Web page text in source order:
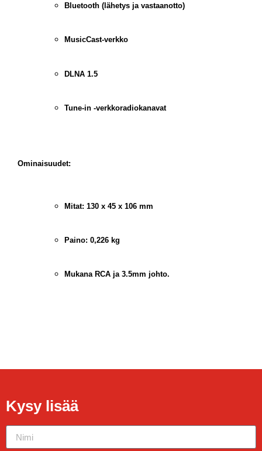
Bluetooth (lähetys ja vastaanotto)
MusicCast-verkko
DLNA 1.5
Tune-in -verkkoradiokanavat
Ominaisuudet:
Mitat: 130 x 45 x 106 mm
Paino: 0,226 kg
Mukana RCA ja 3.5mm johto.
Kysy lisää